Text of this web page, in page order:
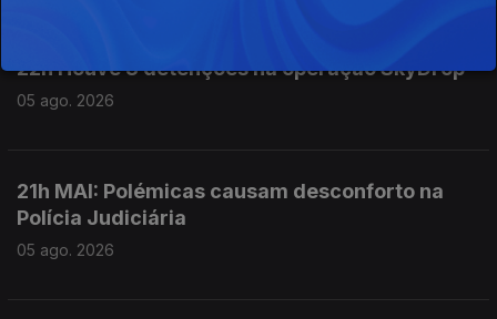
22h Houve 3 detenções na operação SkyDrop
05 ago. 2026
21h MAI: Polémicas causam desconforto na
Polícia Judiciária
05 ago. 2026